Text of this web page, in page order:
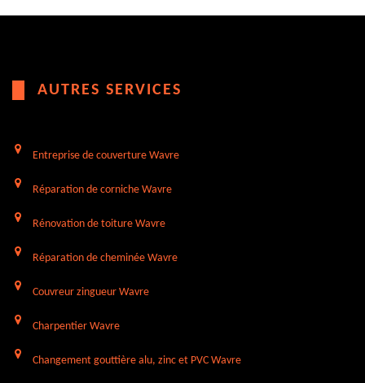
AUTRES SERVICES
Entreprise de couverture Wavre
Réparation de corniche Wavre
Rénovation de toiture Wavre
Réparation de cheminée Wavre
Couvreur zingueur Wavre
Charpentier Wavre
Changement gouttière alu, zinc et PVC Wavre